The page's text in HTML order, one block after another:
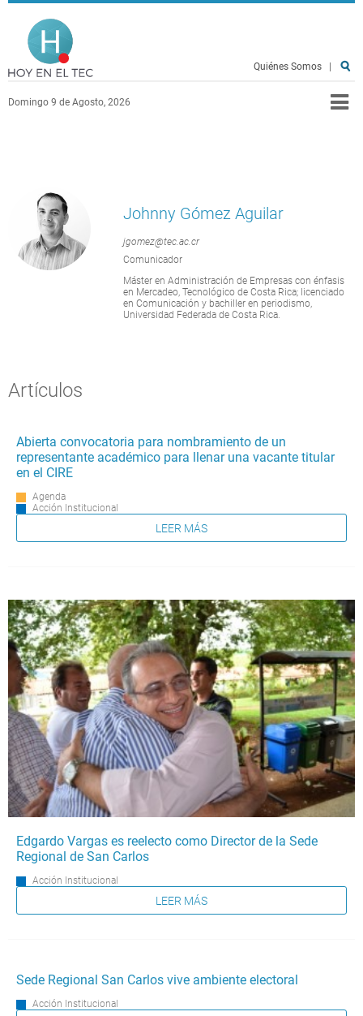
Pasar al contenido principal
Domingo 9 de Agosto, 2026
Quiénes Somos
Johnny Gómez Aguilar
jgomez@tec.ac.cr
Comunicador
Máster en Administración de Empresas con énfasis
en Mercadeo, Tecnológico de Costa Rica; licenciado
en Comunicación y bachiller en periodismo,
Universidad Federada de Costa Rica.
Artículos
Abierta convocatoria para nombramiento de un
representante académico para llenar una vacante titular
en el CIRE
Agenda
Acción Institucional
LEER MÁS
Edgardo Vargas es reelecto como Director de la Sede
Regional de San Carlos
Acción Institucional
LEER MÁS
Sede Regional San Carlos vive ambiente electoral
Acción Institucional